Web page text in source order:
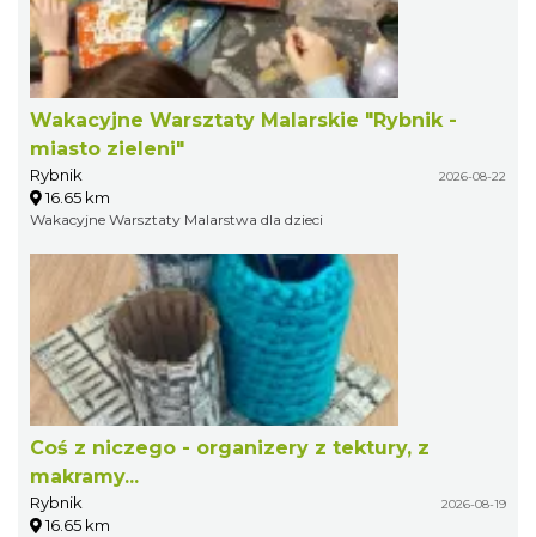
Wakacyjne Warsztaty Malarskie "Rybnik -
miasto zieleni"
Rybnik 2026-08-22
16.65 km
Wakacyjne Warsztaty Malarstwa dla dzieci
Coś z niczego - organizery z tektury, z
makramy...
Rybnik 2026-08-19
16.65 km